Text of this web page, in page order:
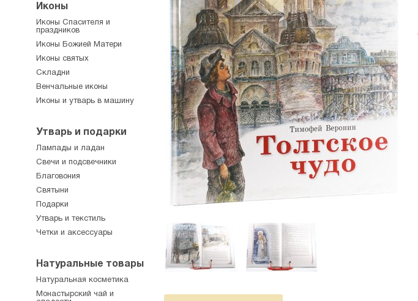
Иконы
Иконы Спасителя и
праздников
Иконы Божией Матери
Иконы святых
Складни
Венчальные иконы
Иконы и утварь в машину
Утварь и подарки
Лампады и ладан
Свечи и подсвечники
Благовония
Святыни
Подарки
Утварь и текстиль
Четки и аксессуары
Натуральные товары
Натуральная косметика
Монастырский чай и